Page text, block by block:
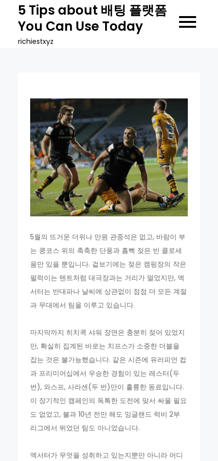
content
5 Tips about 배팅 플랫폼
You Can Use Today
richiestxyz
5월의 뜨거운 더위나 만원 관중석은 없고, 바람이 부
는 콩코스 위의 축축한 단풍과 흠뻑 젖은 빈 콜로세
움만 있을 뿐입니다. 겉보기에는 젖은 캠핑장의 작은
펄럭이는 텐트처럼 대극장과는 거리가 멀었지만, 엑
서터는 반대파나 날씨에 상관없이 점점 더 모든 계절
과 무대에서 팀을 이루고 있습니다.
마지막까지 히치콕 샤워 장면은 충분히 젖어 있었지
만, 확실히 집계된 바로는 치프스가 소중한 더블을
잡는 것은 불가능했습니다. 같은 시즌에 유러피언 컵
과 프리미어십에서 우승한 경험이 있는 레스터(두
번), 와스프, 사라센(두 번)만이 훌륭한 동료입니다.
이 장기적인 캠페인의 독특한 도전에 맞서 싸울 필요
도 없었고, 불과 10년 전만 해도 잉글랜드 럭비 2부
리그에서 뛰었던 팀도 아니었습니다.
엑서터가 무엇을 성취하고 있는지뿐만 아니라 어디